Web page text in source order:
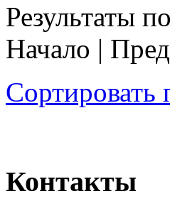
Результаты
Начало |
Сортировать
Контакты